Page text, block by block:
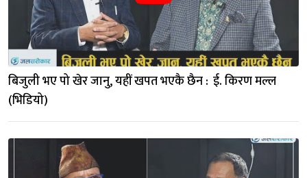
बिजुली भए पो खेर जानु, यहीं खपत भएकै छैन :  ई. किरण मल्ल
(भिडियो)